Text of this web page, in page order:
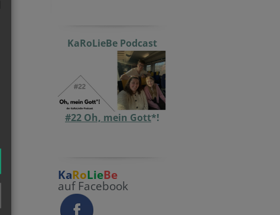
KaRoLieBe Podcast
#22 Oh, mein Gott*!
KaRoLieBe
auf Facebook